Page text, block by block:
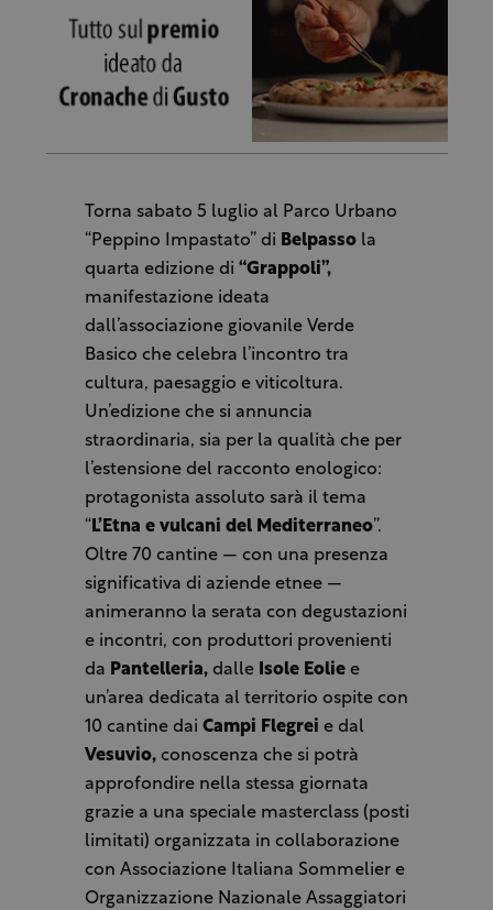
Torna sabato 5 luglio al Parco Urbano
“Peppino Impastato” di Belpassola
quarta edizione di “Grappoli”,
manifestazione ideata
dall’associazione giovanile Verde
Basico che celebra l’incontro tra
cultura, paesaggio e viticoltura.
Un’edizione che si annuncia
straordinaria, sia per la qualità che per
l’estensione del racconto enologico:
protagonista assoluto sarà il tema
“L’Etna e vulcani del Mediterraneo”.
Oltre 70 cantine — con una presenza
significativa di aziende etnee —
animeranno la serata con degustazioni
e incontri, con produttori provenienti
da Pantelleria,dalle Isole Eoliee
un’area dedicata al territorio ospite con
10 cantine dai Campi Flegrei e dal
Vesuvio,conoscenza che si potrà
approfondire nella stessa giornata
grazie a una speciale masterclass (posti
limitati) organizzata in collaborazione
con Associazione Italiana Sommelier e
Organizzazione Nazionale Assaggiatori